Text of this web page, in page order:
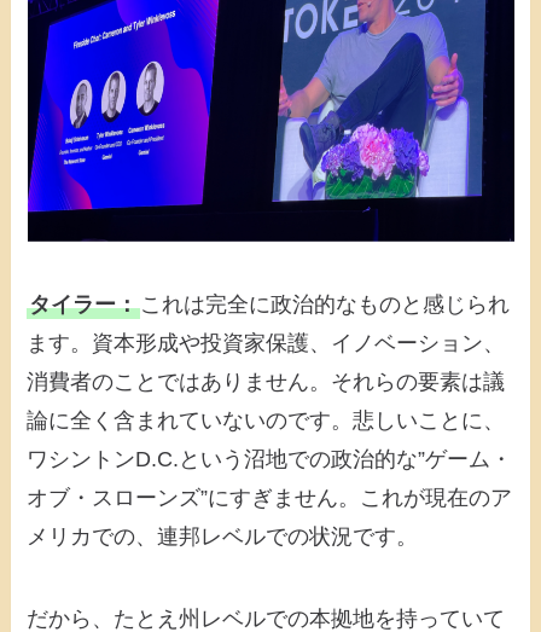
タイラー：これは完全に政治的なものと感じられ
ます。資本形成や投資家保護、イノベーション、
消費者のことではありません。それらの要素は議
論に全く含まれていないのです。悲しいことに、
ワシントンD.C.という沼地での政治的な”ゲーム・
オブ・スローンズ”にすぎません。これが現在のア
メリカでの、連邦レベルでの状況です。
だから、たとえ州レベルでの本拠地を持っていて